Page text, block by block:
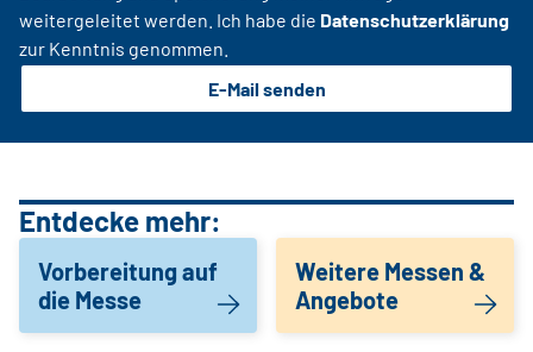
weitergeleitet werden. Ich habe die Datenschutzerklärung
zur Kenntnis genommen.
E-Mail senden
Entdecke mehr:
Vorbereitung auf
die Messe
Weitere Messen &
Angebote